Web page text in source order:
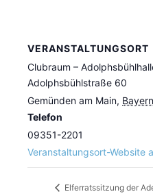
VERANSTALTUNGSORT
Clubraum –
Adolphsbühlstraße 60
Gemünden am Main, Bayern
Telefon
09351-2201
Veranstaltungsort-Website
Elferratssitzung der